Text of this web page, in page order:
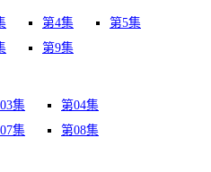
第4集
第5集
第9集
集
第04集
集
第08集